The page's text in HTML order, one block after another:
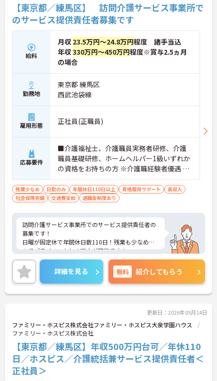
【東京都／練馬区】 訪問介護サービス事業所で
のサービス提供責任者募集です
給料
月収 23.5万円～24.8万円程度 諸手当込
年収330万円～450万円程度※賞与2.5ヵ月
の場合
勤務地
東京都 練馬区
西武池袋線
雇用形態 正社員(正職員)
応募要件
■介護福祉士、介護職員実務者研修、介護
職員基礎研修、ホームヘルパー1級いずれか
の資格をお持ちの方 ※介護職経験者優遇 ■
PCスキル（データ入力が問題なくできる
方）
残業少なめ 日勤のみ 年間休日110日以上 資格取得サポート
高収入
社会保険完備
交通費支給 退職金制度あり
訪問介護サービス事業所でのサービス提供責任者の
募集です！
日曜が固定休で年間休日数110日！残業も少なめな
のでプライベートとの両立が可能です！
院内研修や予防接種、健康診断の補助など福利厚生
も充実しています！
ご興味ある方には、面接のポイントなど、さらに詳
細をお話致しますのでお気軽にご相談ください。
詳細を見る 無料 紹介してもらう
更新日：2026年05月14日
ファミリー・ホスピス株式会社ファミリー・ホスピス大泉学園ハウス
ファミリー・ホスピス株式会社
【東京都／練馬区】年収500万円台可／年休110
日／ホスピス／介護統括兼サービス提供責任者＜
正社員＞